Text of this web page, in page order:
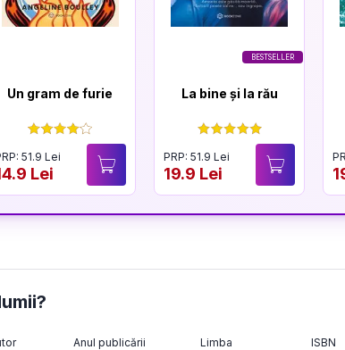
Un gram de furie
51.9 Lei
Lei
BESTSELLER
La bine și la rău
PRP: 51.9 Lei
19.9 Lei
Anul publicării Limba ISBN